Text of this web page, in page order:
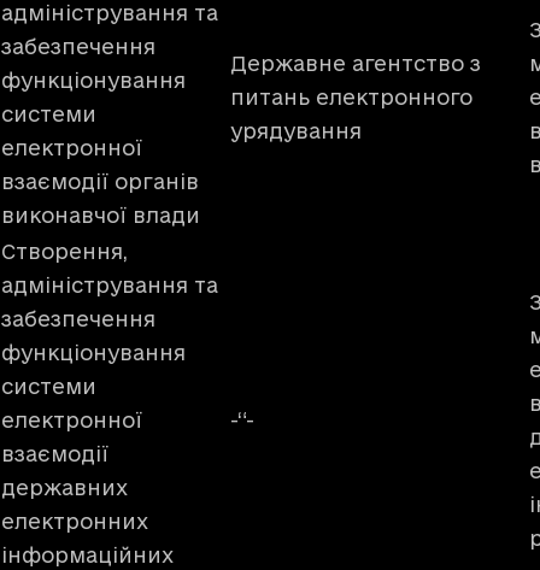
адміністрування та
забезпечення
функціонування
системи
електронної
взаємодії органів
виконавчої влади
Державне агентство з
питань електронного
урядування
Створення,
адміністрування та
забезпечення
функціонування
системи
електронної
взаємодії
державних
електронних
інформаційних
-“-